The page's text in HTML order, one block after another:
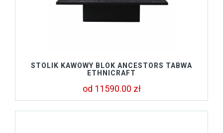
STOLIK KAWOWY BLOK ANCESTORS TABWA
ETHNICRAFT
od 11590.00 zł